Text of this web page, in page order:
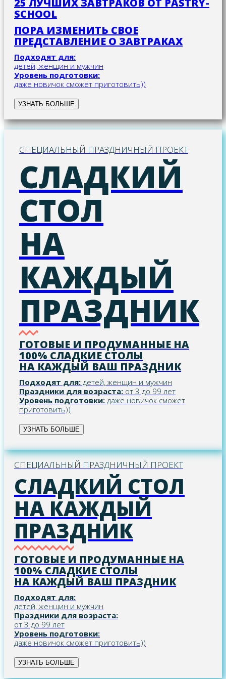
25 ЛУЧШИХ ЗАВТРАКОВ ОТ PASTRY-
SCHOOL
ПОРА ИЗМЕНИТЬ СВОЕ
ПРЕДСТАВЛЕНИЕ О ЗАВТРАКАХ
Подходят для:
детей, женщин и мужчин
Уровень подготовки:
даже новичок сможет приготовить))
УЗНАТЬ БОЛЬШЕ
СПЕЦИАЛЬНЫЙ ПРАЗДНИЧНЫЙ ПРОЕКТ
СЛАДКИЙ
СТОЛ
НА
КАЖДЫЙ
ПРАЗДНИК
ГОТОВЫЕ И ПРОДУМАННЫЕ НА
100% СЛАДКИЕ СТОЛЫ
НА КАЖДЫЙ ВАШ ПРАЗДНИК
Подходят для: детей, женщин и мужчин
Праздники для возраста: от 3 до 99 лет
Уровень подготовки: даже новичок сможет
приготовить))
УЗНАТЬ БОЛЬШЕ
СПЕЦИАЛЬНЫЙ ПРАЗДНИЧНЫЙ ПРОЕКТ
СЛАДКИЙ СТОЛ
НА КАЖДЫЙ
ПРАЗДНИК
ГОТОВЫЕ И ПРОДУМАННЫЕ НА
100% СЛАДКИЕ СТОЛЫ
НА КАЖДЫЙ ВАШ ПРАЗДНИК
Подходят для:
детей, женщин и мужчин
Праздники для возраста:
от 3 до 99 лет
Уровень подготовки:
даже новичок сможет приготовить))
УЗНАТЬ БОЛЬШЕ